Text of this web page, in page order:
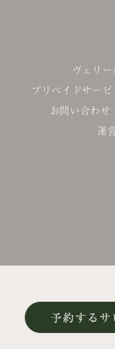
ヴェリ
プリペイドサー
お問い合わせ
運